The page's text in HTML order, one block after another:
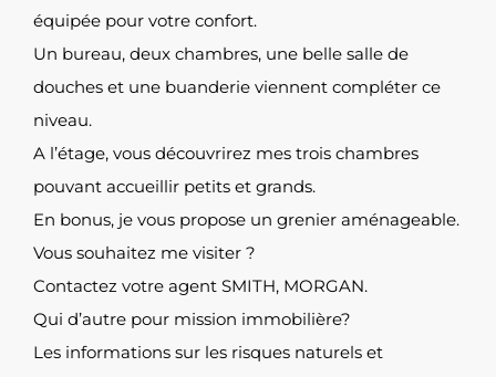
équipée pour votre confort.
Un bureau, deux chambres, une belle salle de
douches et une buanderie viennent compléter ce
niveau.
A l’étage, vous découvrirez mes trois chambres
pouvant accueillir petits et grands.
En bonus, je vous propose un grenier aménageable.
Vous souhaitez me visiter ?
Contactez votre agent SMITH, MORGAN.
Qui d’autre pour mission immobilière?
Les informations sur les risques naturels et